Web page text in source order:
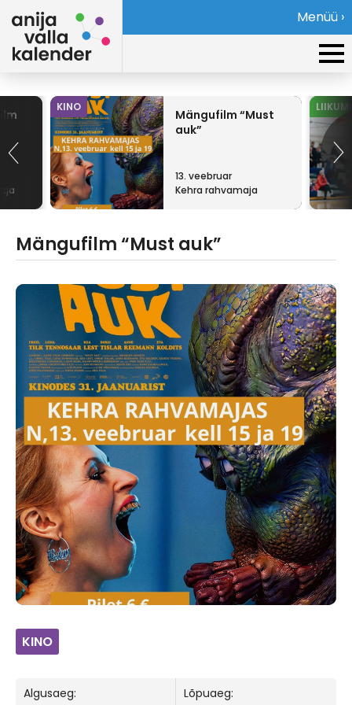
Menüü ›
KINO
Mängufilm “Must
auk”
13. veebruar
Kehra rahvamaja
Mängufilm “Must auk”
KINO
Algusaeg:
Lõpuaeg: